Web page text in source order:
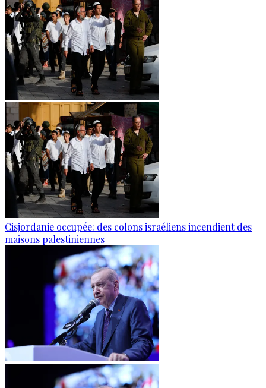
Cisjordanie occupée: des colons israéliens incendient des
maisons palestiniennes